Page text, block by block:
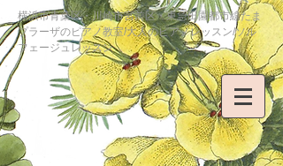
横浜市青葉区・川崎市宮前区・東急田園都市線たま
プラーザのピアノ教室/大人のピアノレッスン/ソル
フェージュレッスン